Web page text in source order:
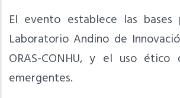
El evento establece las
Laboratorio Andino de
ORAS-CONHU, y el uso ético
emergentes.